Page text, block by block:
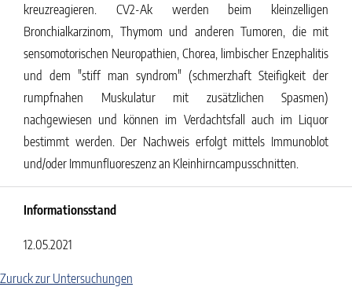
kreuzreagieren. CV2-Ak werden beim kleinzelligen
Bronchialkarzinom, Thymom und anderen Tumoren, die mit
sensomotorischen Neuropathien, Chorea, limbischer Enzephalitis
und dem "stiff man syndrom" (schmerzhaft Steifigkeit der
rumpfnahen Muskulatur mit zusätzlichen Spasmen)
nachgewiesen und können im Verdachtsfall auch im Liquor
bestimmt werden. Der Nachweis erfolgt mittels Immunoblot
und/oder Immunfluoreszenz an Kleinhirncampusschnitten.
Informationsstand
12.05.2021
Zuruck zur Untersuchungen